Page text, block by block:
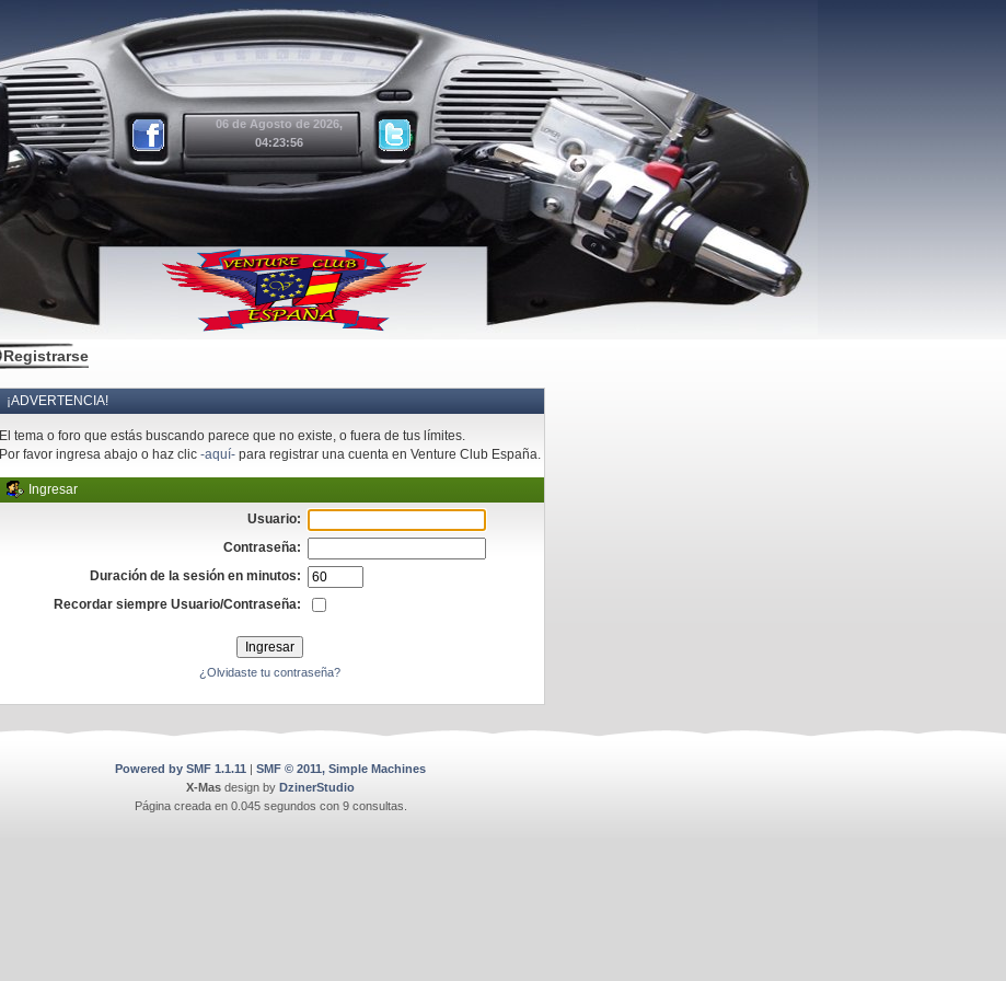
06 de Agosto de 2026,
04:23:56
Registrarse
¡ADVERTENCIA!
El tema o foro que estás buscando parece que no existe, o fuera de tus límites.
Por favor ingresa abajo o haz clic-aquí- para registrar una cuenta en Venture Club España.
Ingresar
Usuario:
Contraseña:
Duración de la sesión en minutos:
Recordar siempre Usuario/Contraseña:
¿Olvidaste tu contraseña?
Powered by SMF 1.1.11 | SMF © 2011, Simple Machines
X-Mas design by DzinerStudio
Página creada en 0.045 segundos con 9 consultas.